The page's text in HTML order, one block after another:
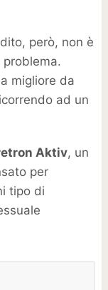
però, non è
migliore da
ad un
Aktiv, un
per
tipo di